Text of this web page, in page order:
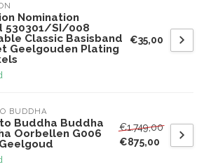
Nomination
530301/SI/008
Classic Basisband
Geelgouden Plating
€35,00
BUDDHA
Buddha Buddha
Oorbellen G006
€1.749,00
€875,00